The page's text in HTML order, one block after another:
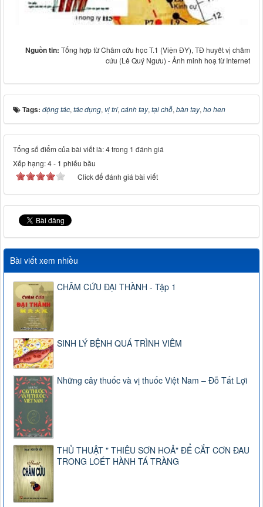
Nguồn tin: Tổng hợp từ Châm cứu học T.1 (Viện ĐY), TĐ huyêt vị châm
cứu (Lê Quý Ngưu) - Ảnh minh hoạ từ Internet
Tags: động tác, tác dụng, vị trí, cánh tay, tại chỗ, bàn tay, ho hen
Tổng số điểm của bài viết là: 4 trong 1 đánh giá
Xếp hạng:4- 1 phiếu bầu
Click để đánh giá bài viết
Bài viết xem nhiều
CHÂM CỨU ĐẠI THÀNH - Tập 1
SINH LÝ BỆNH QUÁ TRÌNH VIÊM
Những cây thuốc và vị thuốc Việt Nam – Đỗ Tất Lợi
THỦ THUẬT " THIÊU SƠN HOẢ" ĐỂ CẮT CƠN ĐAU
TRONG LOÉT HÀNH TÁ TRÀNG